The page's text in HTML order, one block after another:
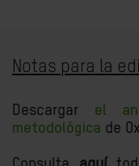
Notas para la
Descargar el
metodológica de